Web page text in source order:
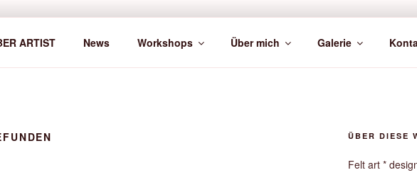
ARTIST News Workshops Über mich Galerie
ÜBER DIESE
Felt art *